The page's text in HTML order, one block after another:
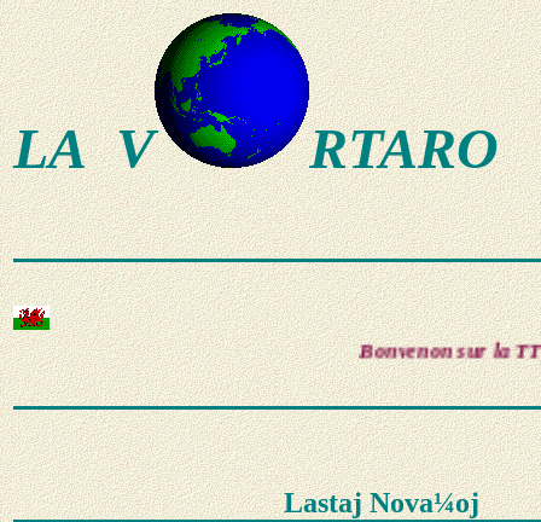
LA V RTARO
Bonvenon sur la TTT-ejo
Lastaj Nova¼oj